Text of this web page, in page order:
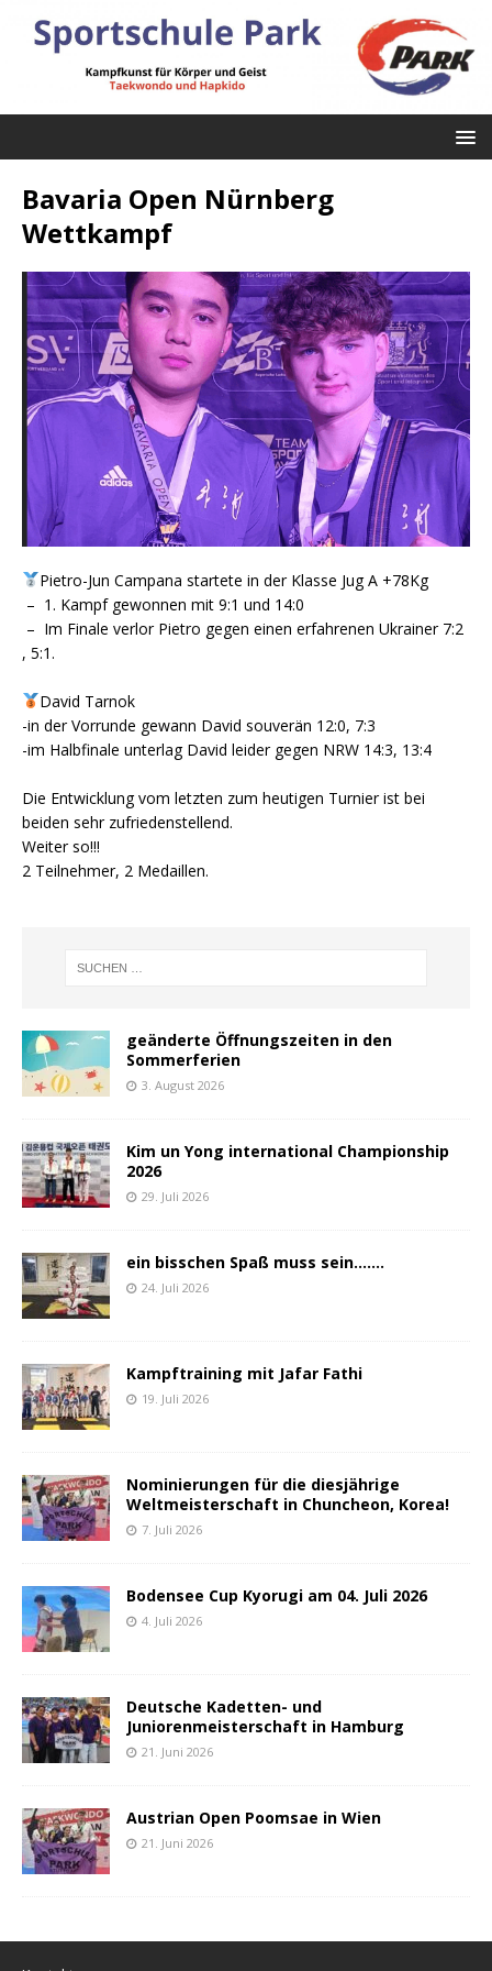
Bavaria Open Nürnberg
Wettkampf
Pietro-Jun Campana startete in der Klasse Jug A +78Kg
– 1. Kampf gewonnen mit 9:1 und 14:0
– Im Finale verlor Pietro gegen einen erfahrenen Ukrainer 7:2
, 5:1.
David Tarnok
-in der Vorrunde gewann David souverän 12:0, 7:3
-im Halbfinale unterlag David leider gegen NRW 14:3, 13:4
Die Entwicklung vom letzten zum heutigen Turnier ist bei
beiden sehr zufriedenstellend.
Weiter so!!!
2 Teilnehmer, 2 Medaillen.
geänderte Öffnungszeiten in den
Sommerferien
3. August 2026
Kim un Yong international Championship
2026
29. Juli 2026
ein bisschen Spaß muss sein…….
24. Juli 2026
Kampftraining mit Jafar Fathi
19. Juli 2026
Nominierungen für die diesjährige
Weltmeisterschaft in Chuncheon, Korea!
7. Juli 2026
Bodensee Cup Kyorugi am 04. Juli 2026
4. Juli 2026
Deutsche Kadetten- und
Juniorenmeisterschaft in Hamburg
21. Juni 2026
Austrian Open Poomsae in Wien
21. Juni 2026